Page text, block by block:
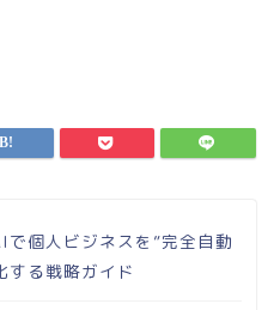
で個人ビジネスを”完全自動
する戦略ガイド